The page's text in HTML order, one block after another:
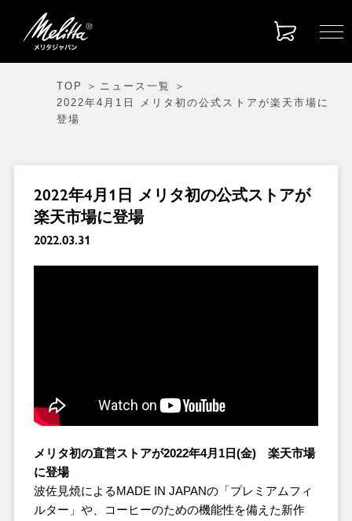
TOP
ニュース一覧
2022年4月1日 メリタ初の公式ストアが楽天市場に
登場
2022年4月1日 メリタ初の公式ストアが
楽天市場に登場
2022.03.31
メリタ初の直営ストアが2022年4月1日(金) 楽天市場
に登場
波佐見焼によるMADE IN JAPANの「プレミアムフィ
ルター」や、コーヒーのための機能性を備えた新作